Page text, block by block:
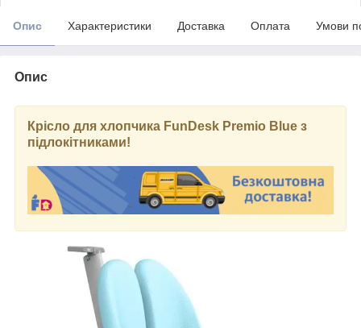
Опис Характеристики Доставка Оплата Умови
Опис
Крісло для хлопчика FunDesk Premio Blue з
підлокітниками!